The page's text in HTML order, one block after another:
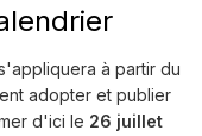
à partir du
adopter et publier
d'ici le 26 juillet